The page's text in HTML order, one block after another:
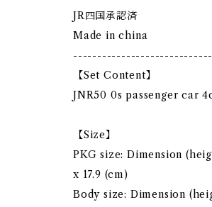
JR四国承認済
Made in china
【Set Content】
JNR50 0s passenger car
【Size】
PKG size: Dimension
x 17.9 (cm)
Body size: Dimension